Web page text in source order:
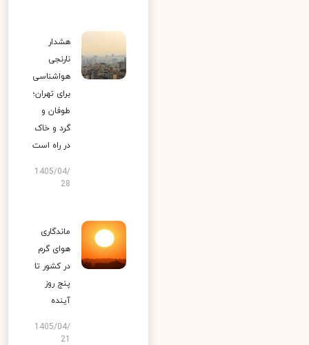
هشدار
نارنجی
هواشناسی
برای تهران؛
طوفان و
گرد و خاک
در راه است
1405/04/
28
ماندگاری
هوای گرم
در کشور تا
پنج روز
آینده
1405/04/